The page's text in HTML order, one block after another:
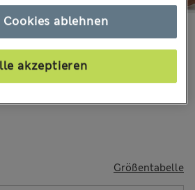
Größentabelle
ablehnen
akzeptieren